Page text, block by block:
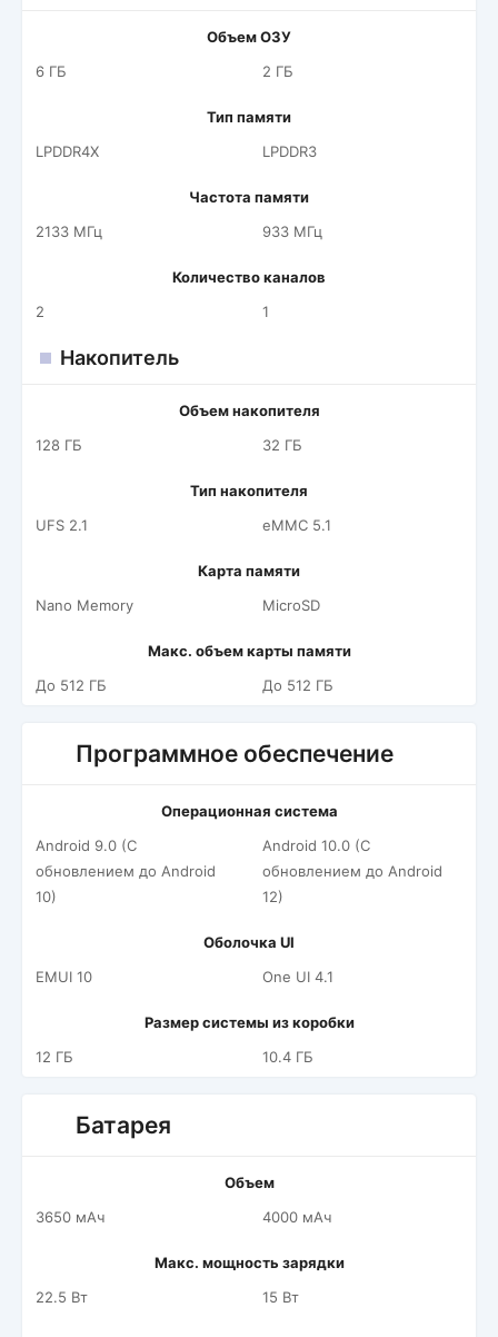
Объем ОЗУ
6 ГБ
2 ГБ
Тип памяти
LPDDR4X
LPDDR3
Частота памяти
2133 МГц
933 МГц
Количество каналов
2
1
Накопитель
Объем накопителя
128 ГБ
32 ГБ
Тип накопителя
UFS 2.1
eMMC 5.1
Карта памяти
Nano Memory
MicroSD
Макс. объем карты памяти
До 512 ГБ
До 512 ГБ
Программное обеспечение
Операционная система
Android 9.0 (С
обновлением до Android
10)
Android 10.0 (С
обновлением до Android
12)
Оболочка UI
EMUI 10
One UI 4.1
Размер системы из коробки
12 ГБ
10.4 ГБ
Батарея
Объем
3650 мАч
4000 мАч
Макс. мощность зарядки
22.5 Вт
15 Вт